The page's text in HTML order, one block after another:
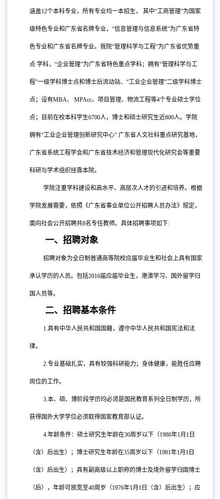
涵盖12个本科专业，所有专业均一本招生， 其中“工商管理”为国家
级特色专业和广东省名牌专业，“信息管理与信息系统”为广东省特
色专业和广东省名牌专业。我院“管理科学与工程”为广东省优势重
点 学科，“企业管理”为广东省特色重点学科；拥有“管理科学与工
程”一级学科博士点和博士后流动站、“工业企业管理”二级学科博士
点；设有MBA、 MPAcc、项目管理、物流工程等4个专业硕士学位
点；目前在校本科学生6700人，博士和硕士研究生近800人。学院
拥有“工业企业管理创新研究中心” 广东省人文社科重点研究基地，
广东省系统工程学会和广东省技术经济和管理现代化研究会等重要
科研与学术组织挂靠本院。
学院注重学科建设和高水平、高层次人才的引进和培养。根据
学院发展需要，依照《广东省事业单位公开招聘人员办法》规定，
面向社会公开招聘共8名专任教师。具体招聘事项如下:
一、招聘对象
招聘对象为全日制普通高等院校应届毕业生和社会上具有国家
承认学历的人员。包括2016届应届毕业生，港澳学习、国外留学归
国人员等。
二、招聘基本条件
1.具有中华人民共和国国籍，遵守中华人民共和国宪法和法
律。
2.专业基础扎实，具有较强科研能力；身体健康，能胜任应聘
岗位的工作。
3.本、硕、博阶段学历均必须是国民教育系列全日制学历，所
获得国外大学学位必须取得国家教育部认证。
4.年龄条件：硕士研究生年龄在30周岁以下（1986年1月1日
（含）后出生）；博士研究生年龄在35周岁以下（1981年1月1日
（含）后出生）；具有副高级以上职称的博士及境外留学归国博士
（后），年龄可放宽至40周岁（1976年1月1日（含）后出生）；应